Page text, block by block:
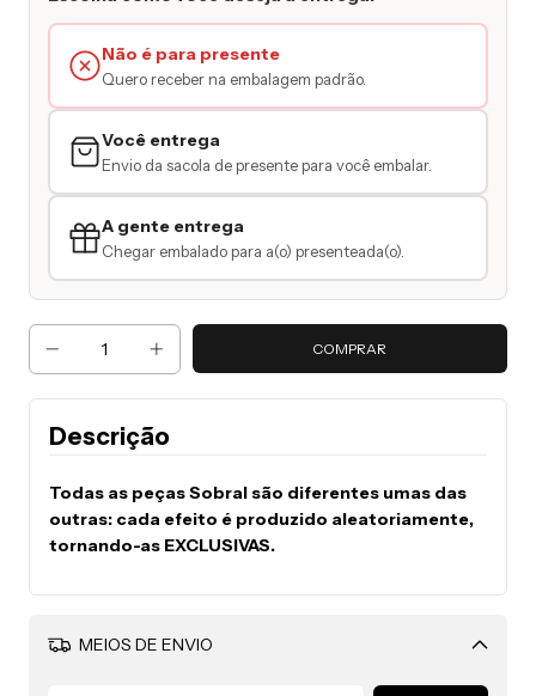
Não é para presente
Quero receber na embalagem padrão.
Você entrega
Envio da sacola de presente para você embalar.
A gente entrega
Chegar embalado para a(o) presenteada(o).
Descrição
Todas as peças Sobral são diferentes umas das
outras: cada efeito é produzido aleatoriamente,
tornando-as EXCLUSIVAS.
MEIOS DE ENVIO
Alterar CEP